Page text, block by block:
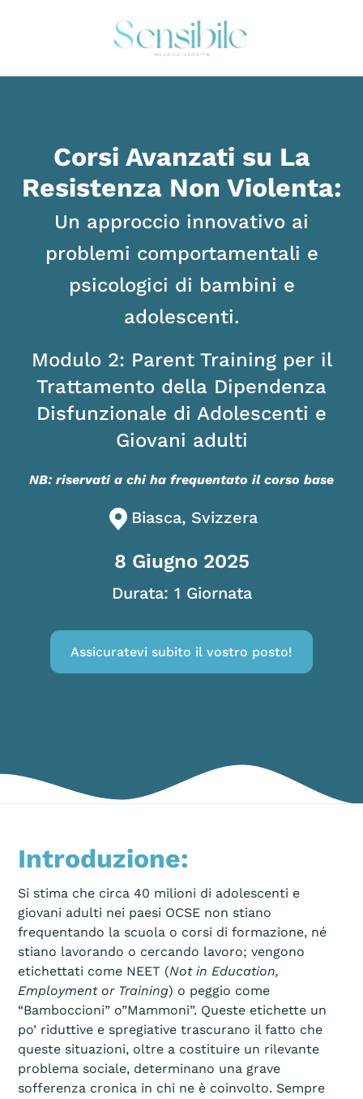
Corsi Avanzati su La
Resistenza Non Violenta:
Un approccio innovativo ai
problemi comportamentali e
psicologici di bambini e
adolescenti.
Modulo 2: Parent Training per il
Trattamento della Dipendenza
Disfunzionale di Adolescenti e
Giovani adulti
NB: riservati a chi ha frequentato il corso base
Biasca, Svizzera
8 Giugno 2025
Durata: 1 Giornata
Assicuratevi subito il vostro posto!
Introduzione:
Si stima che circa 40 milioni di adolescenti e
giovani adulti nei paesi OCSE non stiano
frequentando la scuola o corsi di formazione, né
stiano lavorando o cercando lavoro; vengono
etichettati come NEET (Not in Education,
Employment or Training) o peggio come
“Bamboccioni” o”Mammoni”. Queste etichette un
po’ riduttive e spregiative trascurano il fatto che
queste situazioni, oltre a costituire un rilevante
problema sociale, determinano una grave
sofferenza cronica in chi ne è coinvolto. Sempre